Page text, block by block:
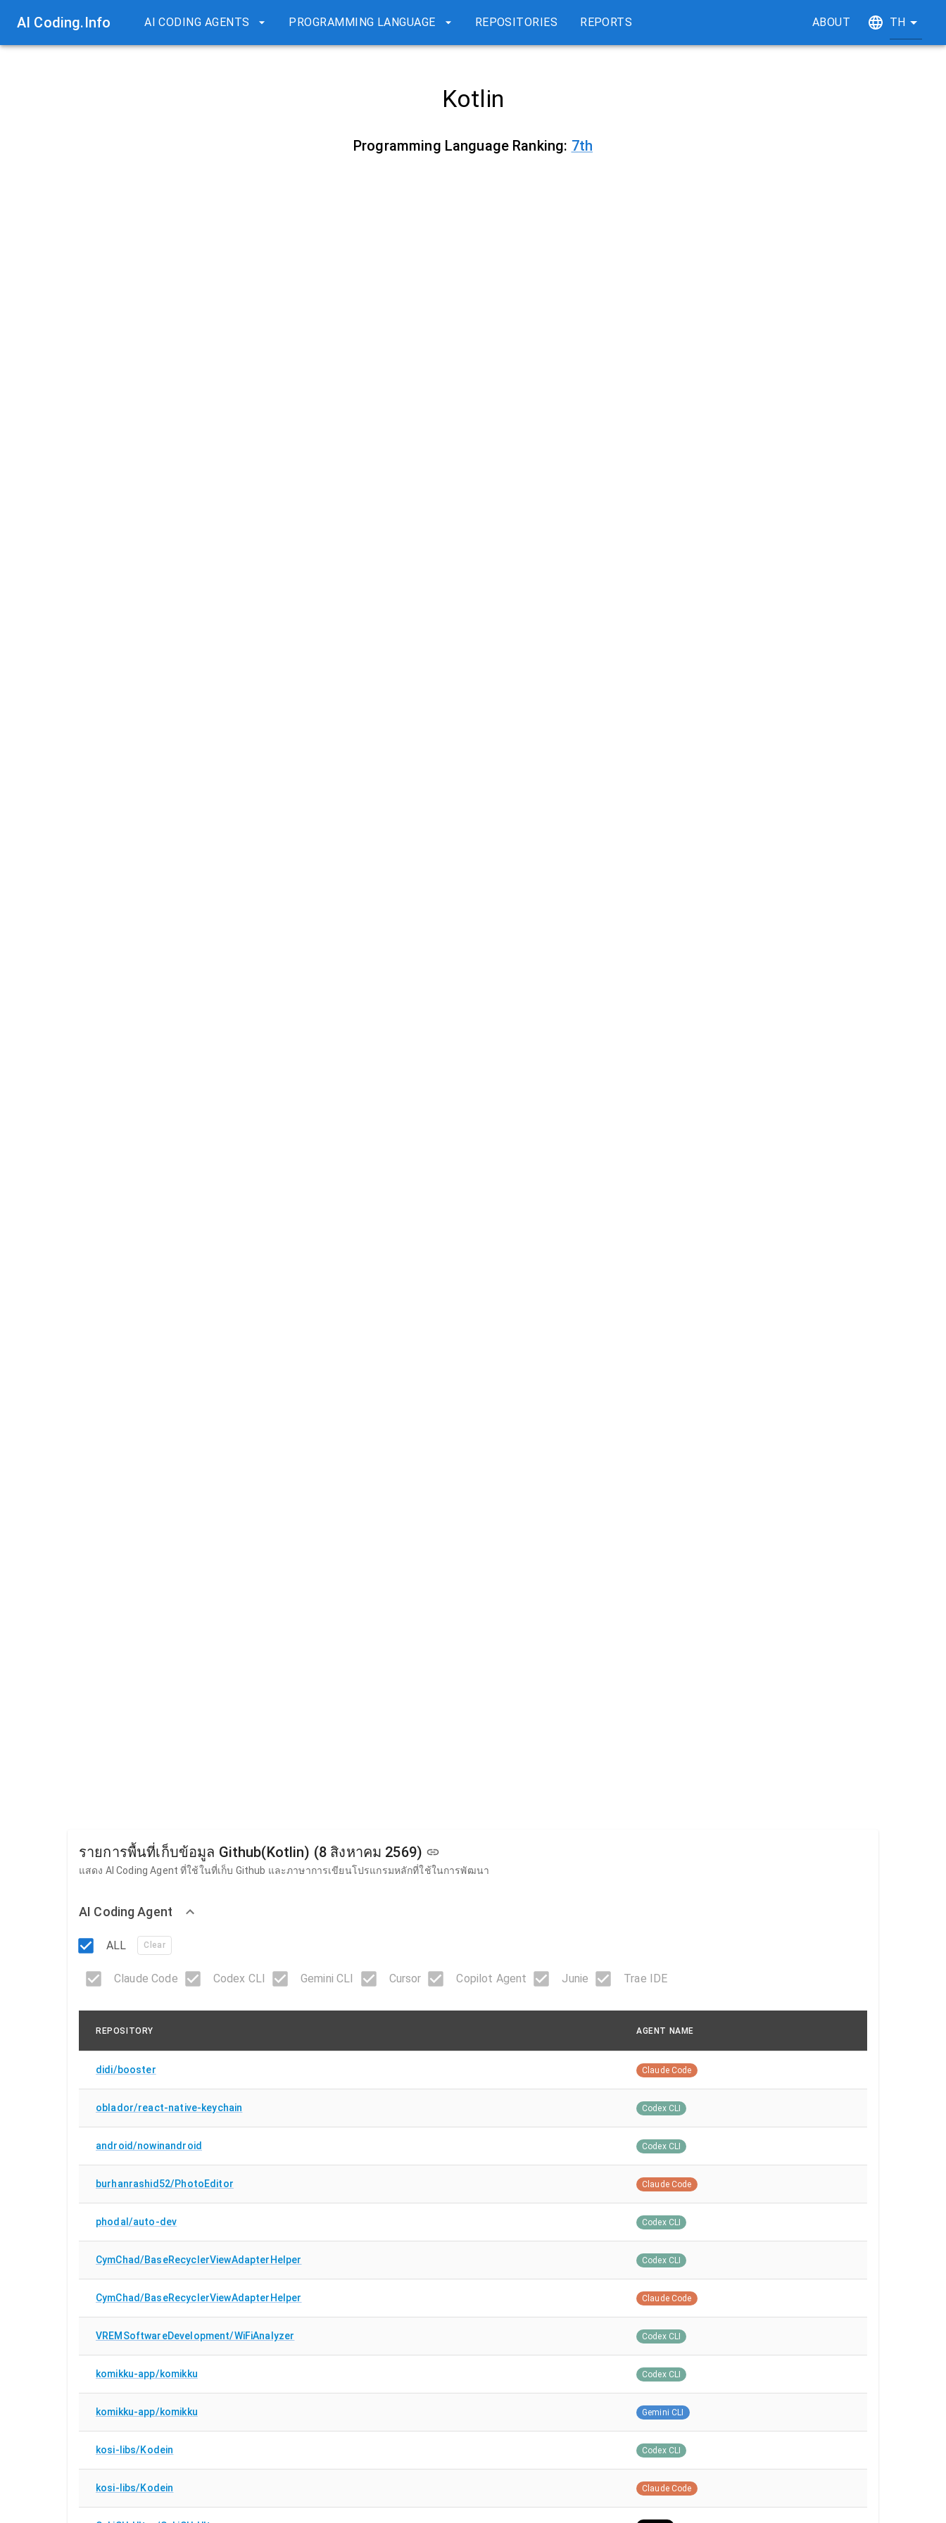
AI Coding.Info AI CODING AGENTS PROGRAMMING LANGUAGE REPOSITORIES REPORTS ABOUT TH
Kotlin
Programming Language Ranking: 7th
รายการพื้นที่เก็บข้อมูล Github(Kotlin) (8 สิงหาคม 2569)
แสดง AI Coding Agent ที่ใช้ในที่เก็บ Github และภาษาการเขียนโปรแกรมหลักที่ใช้ในการพัฒนา
AI Coding Agent
ALL Clear
Claude Code Codex CLI Gemini CLI Cursor Copilot Agent Junie Trae IDE
REPOSITORY AGENT NAME
didi/booster Claude Code
oblador/react-native-keychain Codex CLI
android/nowinandroid Codex CLI
burhanrashid52/PhotoEditor Claude Code
phodal/auto-dev Codex CLI
CymChad/BaseRecyclerViewAdapterHelper Codex CLI
CymChad/BaseRecyclerViewAdapterHelper Claude Code
VREMSoftwareDevelopment/WiFiAnalyzer Codex CLI
komikku-app/komikku Codex CLI
komikku-app/komikku Gemini CLI
kosi-libs/Kodein Codex CLI
kosi-libs/Kodein Claude Code